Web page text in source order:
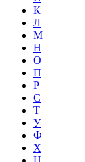
К
Л
М
Н
О
П
Р
С
Т
У
Ф
Х